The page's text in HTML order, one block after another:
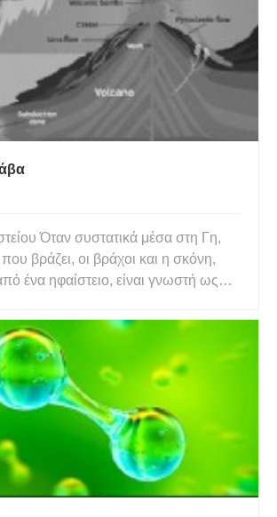
μέσα στη Γη,
βράζει, οι βράχοι και η σκόνη,
ένα ηφαίστειο, είναι γνωστή ως
πλευρικά κλαδιά ή το ανώτερο
Θα μπορούσε να είναι
εκραγούν τ